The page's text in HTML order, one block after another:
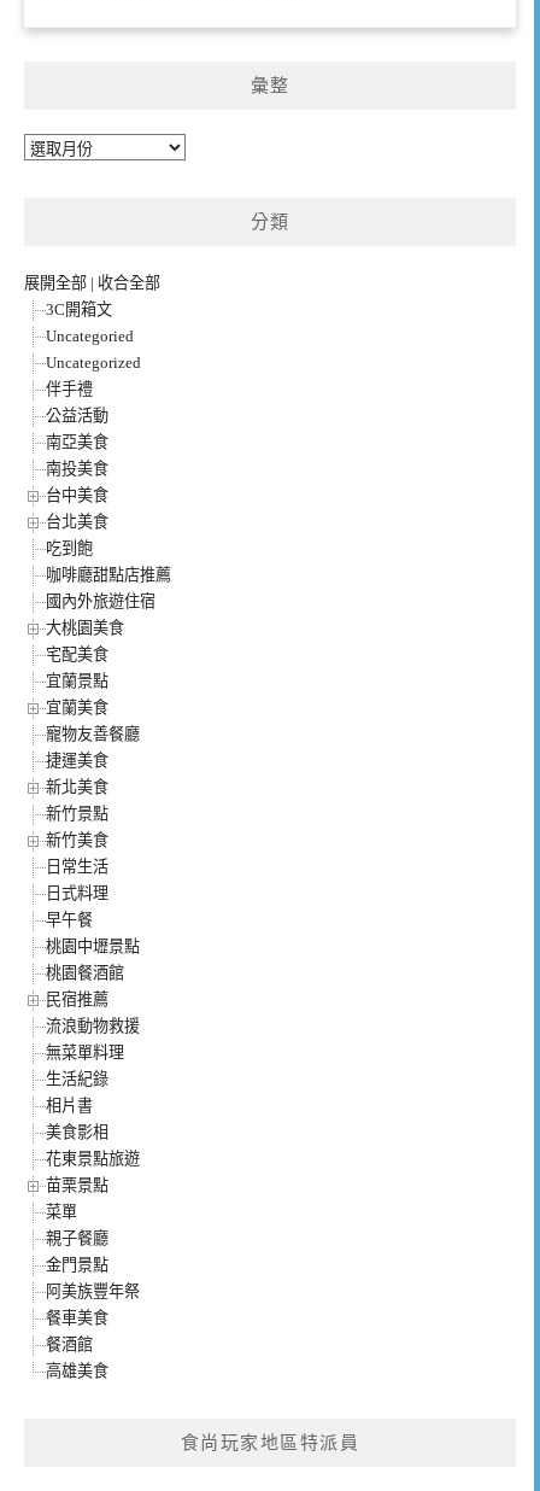
彙整
彙
分類
展開全部 | 收合全部
3C開箱文
Uncategoried
Uncategorized
伴手禮
公益活動
南亞美食
南投美食
台中美食
台北美食
吃到飽
咖啡廳甜點店推薦
國內外旅遊住宿
大桃園美食
宅配美食
宜蘭景點
宜蘭美食
寵物友善餐廳
捷運美食
新北美食
新竹景點
新竹美食
日常生活
日式料理
早午餐
桃園中壢景點
桃園餐酒館
民宿推薦
流浪動物救援
無菜單料理
生活紀錄
相片書
美食影相
花東景點旅遊
苗栗景點
菜單
親子餐廳
金門景點
阿美族豐年祭
餐車美食
餐酒館
高雄美食
食尚玩家地區特派員